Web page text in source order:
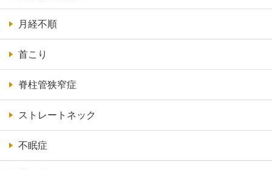
月経不順
首こり
脊柱管狭窄症
ストレートネック
不眠症